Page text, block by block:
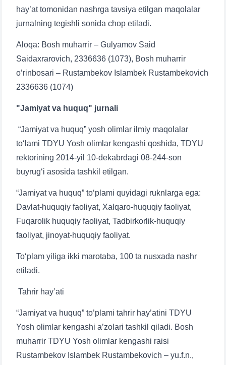
hay’at tomonidan nashrga tavsiya etilgan maqolalar
jurnalning tegishli sonida chop etiladi.
Aloqa: Bosh muharrir – Gulyamov Said
Saidaxrarovich, 2336636 (1073), Bosh muharrir
o’rinbosari – Rustambekov Islambek Rustambekovich
2336636 (1074)
"Jamiyat va huquq" jurnali
“Jamiyat va huquq” yosh olimlar ilmiy maqolalar
to‘lami TDYU Yosh olimlar kengashi qoshida, TDYU
rektorining 2014-yil 10-dekabrdagi 08-244-son
buyrug‘i asosida tashkil etilgan.
“Jamiyat va huquq” to‘plami quyidagi ruknlarga ega:
Davlat-huquqiy faoliyat, Xalqaro-huquqiy faoliyat,
Fuqarolik huquqiy faoliyat, Tadbirkorlik-huquqiy
faoliyat, jinoyat-huquqiy faoliyat.
To‘plam yiliga ikki marotaba, 100 ta nusxada nashr
etiladi.
Tahrir hay’ati
“Jamiyat va huquq” to’plami tahrir hay’atini TDYU
Yosh olimlar kengashi a’zolari tashkil qiladi. Bosh
muharrir TDYU Yosh olimlar kengashi raisi
Rustambekov Islambek Rustambekovich – yu.f.n.,